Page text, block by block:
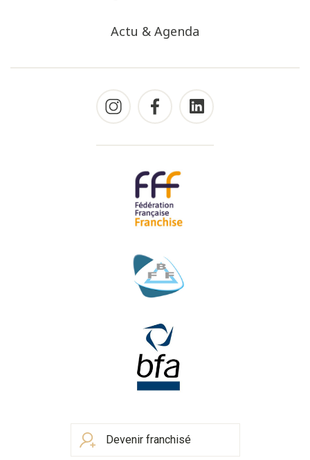
Actu & Agenda
Devenir franchisé